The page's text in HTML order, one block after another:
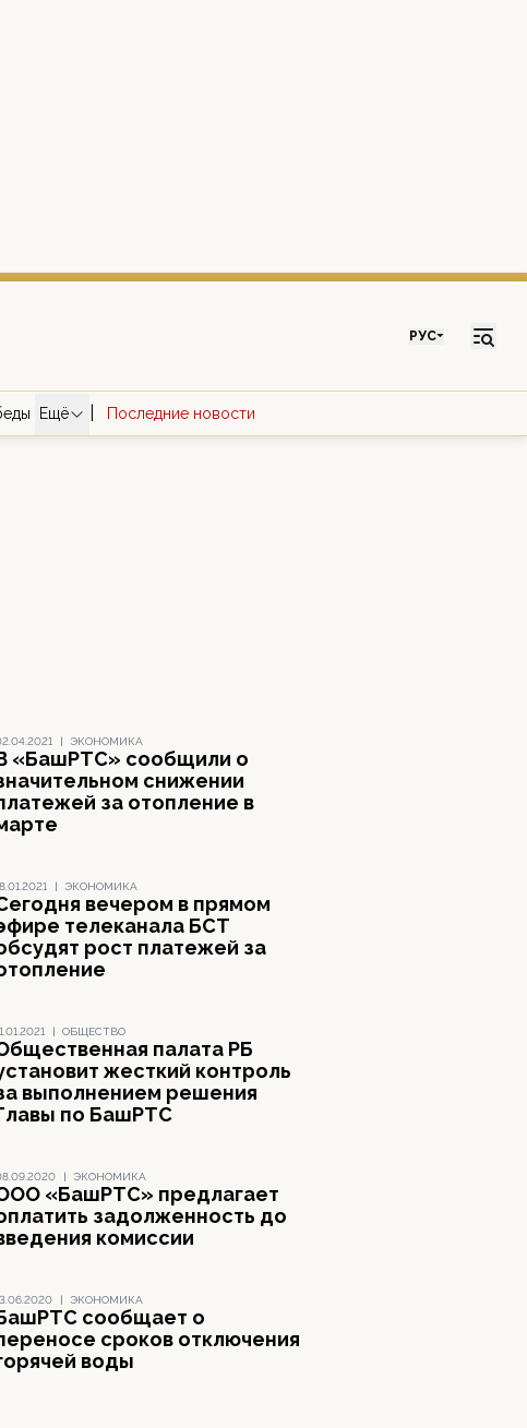
РУС
Ещё Последние новости
| ЭКОНОМИКА
«БашРТС» сообщили о
снижении
за отопление в
| ЭКОНОМИКА
вечером в прямом
телеканала БСТ
рост платежей за
| ОБЩЕСТВО
палата РБ
жесткий контроль
выполнением решения
по БашРТС
| ЭКОНОМИКА
«БашРТС» предлагает
задолженность до
комиссии
| ЭКОНОМИКА
сообщает о
сроков отключения
воды